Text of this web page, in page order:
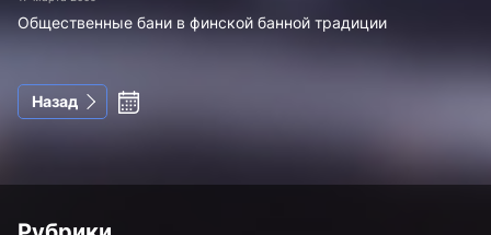
Общественные бани в финской банной традиции
Назад